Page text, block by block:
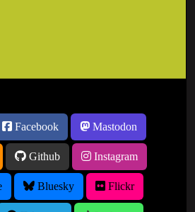
Facebook Mastodon
Github Instagram
Bluesky Flickr